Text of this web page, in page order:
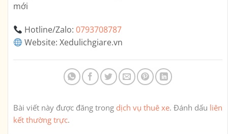
mới
Hotline/Zalo:0793708787
Website:Xedulichgiare.vn
Bài viết này được đăng trong dịch vụ thuê xe. Đánh dấu liên
kết thường trực.